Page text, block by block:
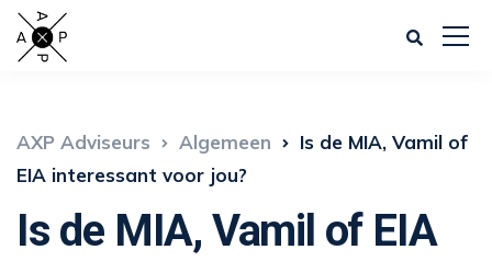
AXP Adviseurs Algemeen
Is de MIA, Vamil of
EIA interessant voor jou?
Is de MIA, Vamil of EIA